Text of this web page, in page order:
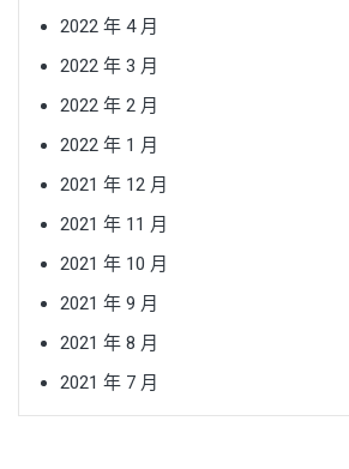
2022 年 4 月
2022 年 3 月
2022 年 2 月
2022 年 1 月
2021 年 12 月
2021 年 11 月
2021 年 10 月
2021 年 9 月
2021 年 8 月
2021 年 7 月